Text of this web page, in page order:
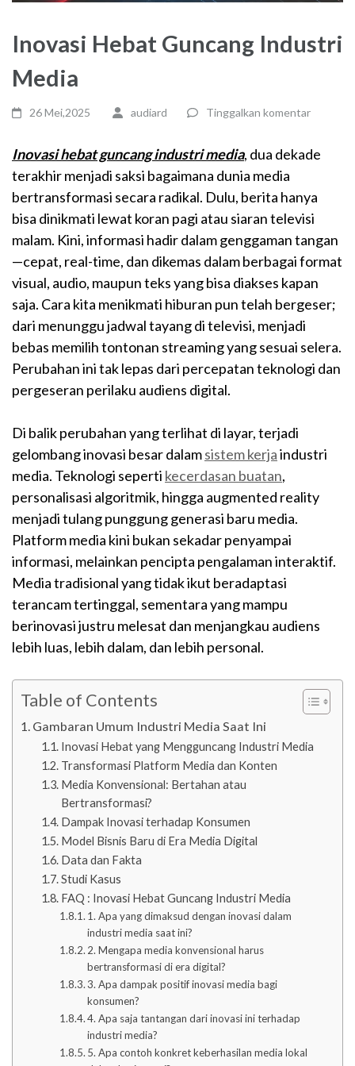
Inovasi Hebat Guncang Industri
Media
26 Mei,2025 audiard Tinggalkan komentar
Inovasi hebat guncang industri media, dua dekade
terakhir menjadi saksi bagaimana dunia media
bertransformasi secara radikal. Dulu, berita hanya
bisa dinikmati lewat koran pagi atau siaran televisi
malam. Kini, informasi hadir dalam genggaman tangan
—cepat, real-time, dan dikemas dalam berbagai format
visual, audio, maupun teks yang bisa diakses kapan
saja. Cara kita menikmati hiburan pun telah bergeser;
dari menunggu jadwal tayang di televisi, menjadi
bebas memilih tontonan streaming yang sesuai selera.
Perubahan ini tak lepas dari percepatan teknologi dan
pergeseran perilaku audiens digital.
Di balik perubahan yang terlihat di layar, terjadi
gelombang inovasi besar dalamsistem kerjaindustri
media. Teknologi seperti kecerdasan buatan,
personalisasi algoritmik, hingga augmented reality
menjadi tulang punggung generasi baru media.
Platform media kini bukan sekadar penyampai
informasi, melainkan pencipta pengalaman interaktif.
Media tradisional yang tidak ikut beradaptasi
terancam tertinggal, sementara yang mampu
berinovasi justru melesat dan menjangkau audiens
lebih luas, lebih dalam, dan lebih personal.
Table of Contents
Gambaran Umum Industri Media Saat Ini
Inovasi Hebat yang Mengguncang Industri Media
Transformasi Platform Media dan Konten
Media Konvensional: Bertahan atau
Bertransformasi?
Dampak Inovasi terhadap Konsumen
Model Bisnis Baru di Era Media Digital
Data dan Fakta
Studi Kasus
FAQ : Inovasi Hebat Guncang Industri Media
1. Apa yang dimaksud dengan inovasi dalam
industri media saat ini?
2. Mengapa media konvensional harus
bertransformasi di era digital?
3. Apa dampak positif inovasi media bagi
konsumen?
4. Apa saja tantangan dari inovasi ini terhadap
industri media?
5. Apa contoh konkret keberhasilan media lokal